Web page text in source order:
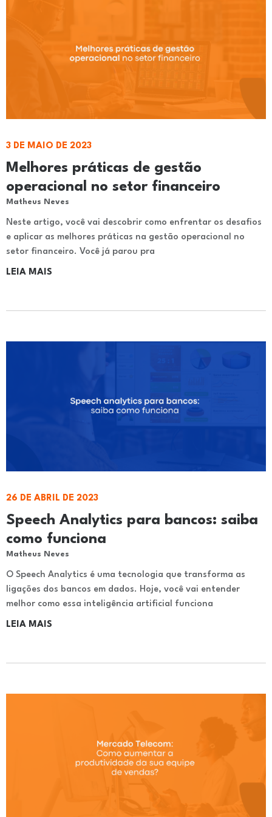
Melhores práticas de gestão
operacional no setor financeiro
Matheus Neves
3 DE MAIO DE 2023
Neste artigo, você vai descobrir como enfrentar os desafios
e aplicar as melhores práticas na gestão operacional no
setor financeiro. Você já parou pra
LEIA MAIS
Speech Analytics para bancos: saiba
como funciona
Matheus Neves
26 DE ABRIL DE 2023
O Speech Analytics é uma tecnologia que transforma as
ligações dos bancos em dados. Hoje, você vai entender
melhor como essa inteligência artificial funciona
LEIA MAIS